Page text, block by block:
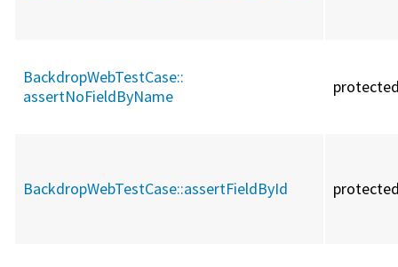
BackdropWebTestCase::
assertNoFieldByName
BackdropWebTestCase::assertFieldById